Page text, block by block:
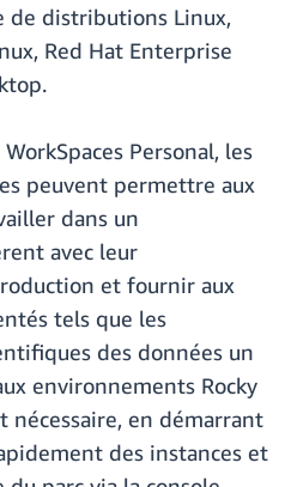
de distributions Linux,
Red Hat Enterprise
Personal, les
peuvent permettre aux
dans un
avec leur
et fournir aux
tels que les
des données un
environnements Rocky
nécessaire, en démarrant
des instances et